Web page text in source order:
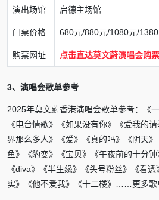
演出场馆 启德主场馆
门票价格 680元/880元/1080元/
购票网址 点击直达莫文蔚演唱会购
3、演唱会歌单参考
2025年莫文蔚香港演唱会歌单参考：《
《电台情歌》《如果没有你》《爱我的
界那么多人》《爱》《真的吗》《阴天
鱼》《豹变》《宝贝》《午夜前的十分钟
《diva》《半生缘》《头号粉丝》《看
实》《他不爱我》《十二楼》……更多歌